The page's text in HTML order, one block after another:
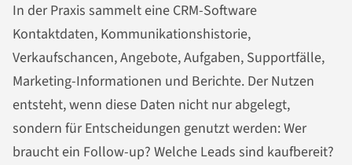
In der Praxis sammelt eine CRM-Software
Kontaktdaten, Kommunikationshistorie,
Verkaufschancen, Angebote, Aufgaben, Supportfälle,
Marketing-Informationen und Berichte. Der Nutzen
entsteht, wenn diese Daten nicht nur abgelegt,
sondern für Entscheidungen genutzt werden: Wer
braucht ein Follow-up? Welche Leads sind kaufbereit?